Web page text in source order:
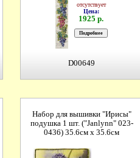
отсутствует
Цена:
1925 р.
D00649
Набор для вышивки "Ирисы"
подушка 1 шт. ("Janlynn" 023-
0436) 35.6см х 35.6см